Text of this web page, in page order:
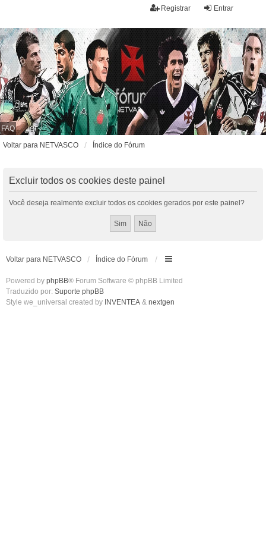
Entrar
Registrar
FAQ
Voltar para NETVASCO
Índice do Fórum
Excluir todos os cookies deste painel
Você deseja realmente excluir todos os cookies gerados por este painel?
Voltar para NETVASCO Índice do Fórum
Powered by phpBB® Forum Software © phpBB Limited
Traduzido por: Suporte phpBB
Style we_universal created by INVENTEA & nextgen